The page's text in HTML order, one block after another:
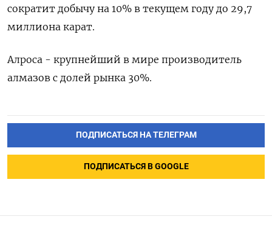
сократит добычу на ‍10% в текущем году до 29,7
миллиона карат.
Алроса - крупнейший ⁠в мире производитель
алмазов с долей рынка 30%.
ПОДПИСАТЬСЯ НА ТЕЛЕГРАМ
ПОДПИСАТЬСЯ В GOOGLE